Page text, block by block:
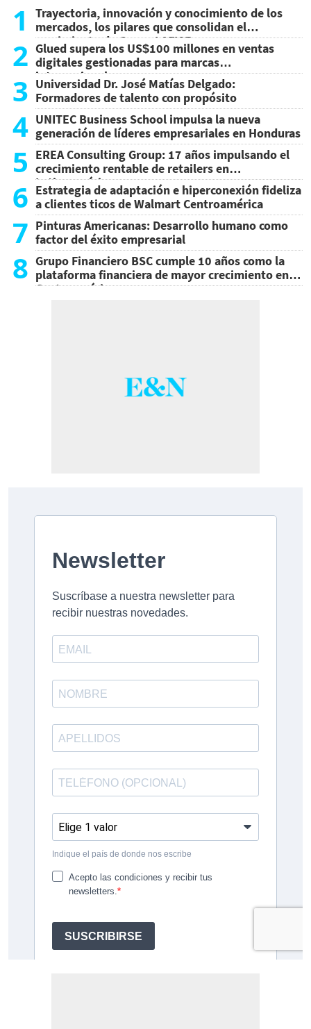
1
Trayectoria, innovación y conocimiento de los
mercados, los pilares que consolidan el
crecimiento de Grupo LAFISE
2 Glued supera los US$100 millones en ventas
digitales gestionadas para marcas
internacionales
3 Universidad Dr. José Matías Delgado:
Formadores de talento con propósito
4 UNITEC Business School impulsa la nueva
generación de líderes empresariales en Honduras
5 EREA Consulting Group: 17 años impulsando el
crecimiento rentable de retailers en
Latinoamérica
6 Estrategia de adaptación e hiperconexión fideliza
a clientes ticos de Walmart Centroamérica
7 Pinturas Americanas: Desarrollo humano como
factor del éxito empresarial
8 Grupo Financiero BSC cumple 10 años como la
plataforma financiera de mayor crecimiento en
Centroamérica